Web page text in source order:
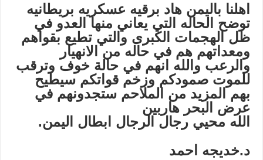
اهلنا باليمن هاد برقيه عسكريه بريطانيه
توضح الحاله التي يعاني منها العدو في
ظل الهجمات الكبرى والتي تطيع بقواهم
ومعداتهم هم في حاله من الانهيار
والرعب والله انهم في حالة خوف وترقب
للموت صمودكم وزخم قواتكم سيطيح
بهم المزيد من الملاحم ستجدونهم في
عرض البحر هاربين
الله محيي رجال الرجال ابطال اليمن.
د.خديجه احمد